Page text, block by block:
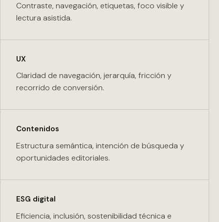
Contraste, navegación, etiquetas, foco visible y
lectura asistida.
UX
Claridad de navegación, jerarquía, fricción y
recorrido de conversión.
Contenidos
Estructura semántica, intención de búsqueda y
oportunidades editoriales.
ESG digital
Eficiencia, inclusión, sostenibilidad técnica e